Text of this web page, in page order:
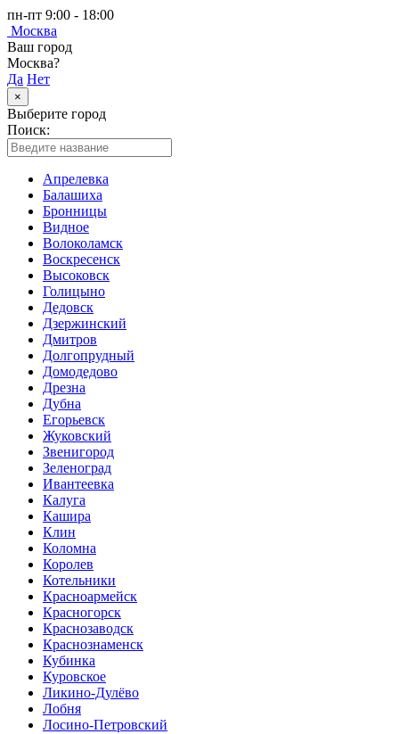
пн-пт 9:00 - 18:00
Москва
Ваш город
Москва?
Да Нет
×
Выберите город
Поиск:
Апрелевка
Балашиха
Бронницы
Видное
Волоколамск
Воскресенск
Высоковск
Голицыно
Дедовск
Дзержинский
Дмитров
Долгопрудный
Домодедово
Дрезна
Дубна
Егорьевск
Жуковский
Звенигород
Зеленоград
Ивантеевка
Калуга
Кашира
Клин
Коломна
Королев
Котельники
Красноармейск
Красногорск
Краснозаводск
Краснознаменск
Кубинка
Куровское
Ликино-Дулёво
Лобня
Лосино-Петровский